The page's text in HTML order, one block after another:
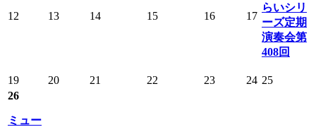
12 13 14 15 16 17
らいシリ
ーズ定期
演奏会第
408回
19 20 21 22 23 24 25
26
ミュー